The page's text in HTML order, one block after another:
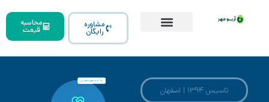
مشاوره
رایگان
محاسبه
قیمت
تاسیس ۱۳۹۴ | اصفهان